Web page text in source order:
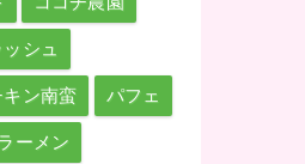
シュ
キン南蛮 パフェ
ーメン